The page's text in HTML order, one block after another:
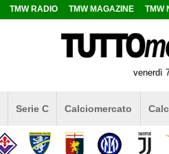
TMW RADIO TMW MAGAZINE TMW
venerdì
Serie C Calciomercato